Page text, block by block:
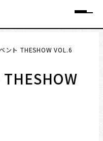
メニュー
ント THESHOW VOL.6